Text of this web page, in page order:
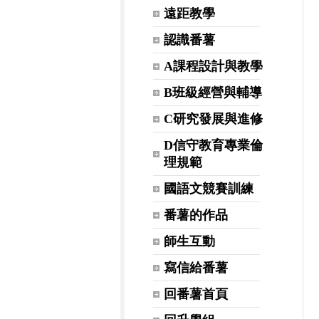
遠距教學
認識番薯
A課程設計與教學
B班級經營與輔導
C研究發展與進修
D信守教育專業倫
理規範
國語文競賽訓練
番薯的作品
師生互動
寫信給番薯
回番薯首頁